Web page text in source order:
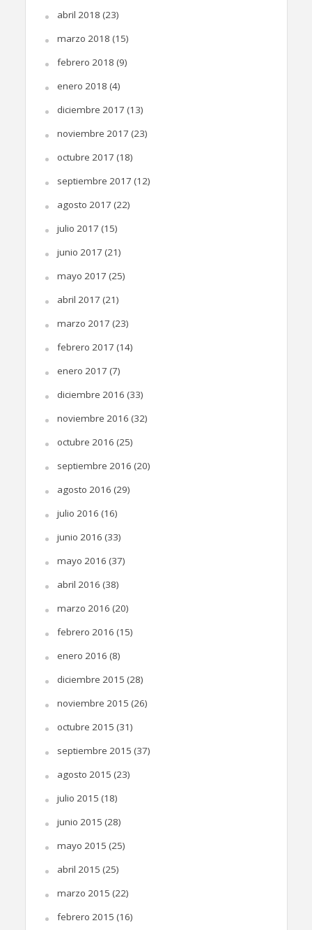
abril 2018 (23)
marzo 2018 (15)
febrero 2018 (9)
enero 2018 (4)
diciembre 2017 (13)
noviembre 2017 (23)
octubre 2017 (18)
septiembre 2017 (12)
agosto 2017 (22)
julio 2017 (15)
junio 2017 (21)
mayo 2017 (25)
abril 2017 (21)
marzo 2017 (23)
febrero 2017 (14)
enero 2017 (7)
diciembre 2016 (33)
noviembre 2016 (32)
octubre 2016 (25)
septiembre 2016 (20)
agosto 2016 (29)
julio 2016 (16)
junio 2016 (33)
mayo 2016 (37)
abril 2016 (38)
marzo 2016 (20)
febrero 2016 (15)
enero 2016 (8)
diciembre 2015 (28)
noviembre 2015 (26)
octubre 2015 (31)
septiembre 2015 (37)
agosto 2015 (23)
julio 2015 (18)
junio 2015 (28)
mayo 2015 (25)
abril 2015 (25)
marzo 2015 (22)
febrero 2015 (16)